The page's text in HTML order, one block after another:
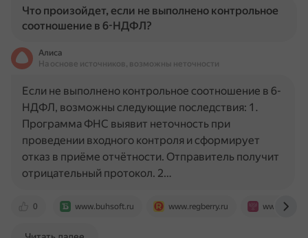
Что произойдет, если не выполнено контрольное
соотношение в 6-НДФЛ?
Алиса
На основе источников, возможны неточности
0 www.buhsoft.ru www.regberry.ru www.rnk.ru
Если не выполнено контрольное соотношение в 6-
НДФЛ, возможны следующие последствия: 1.
Программа ФНС выявит неточность при
проведении входного контроля и сформирует
отказ в приёме отчётности. Отправитель получит
отрицательный протокол. 2…